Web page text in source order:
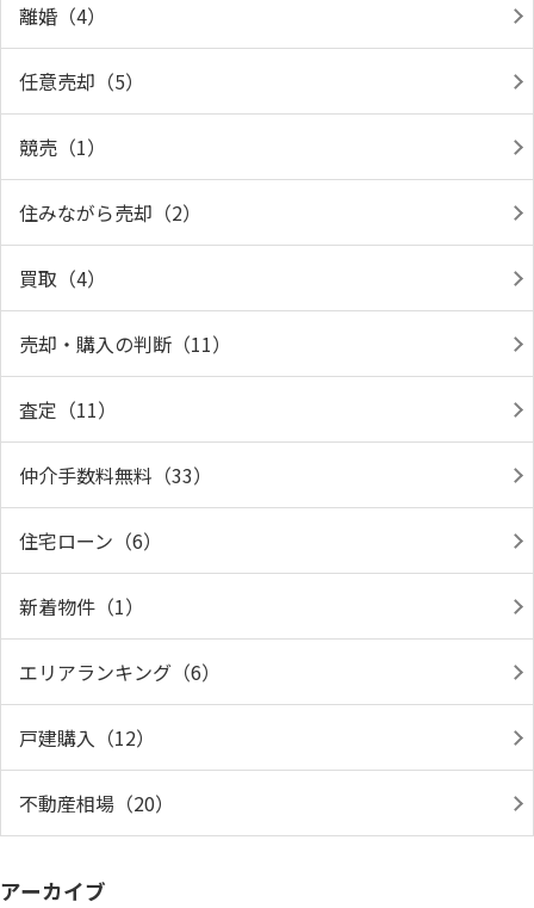
離婚（4）
任意売却（5）
競売（1）
住みながら売却（2）
買取（4）
売却・購入の判断（11）
査定（11）
仲介手数料無料（33）
住宅ローン（6）
新着物件（1）
エリアランキング（6）
戸建購入（12）
不動産相場（20）
アーカイブ